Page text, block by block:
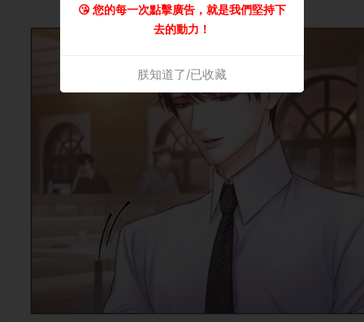
😘 您的每一次點擊廣告，就是我們堅持下
去的動力！
朕知道了/已收藏